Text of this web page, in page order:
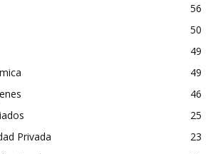
56
50
49
49
46
25
Privada
23